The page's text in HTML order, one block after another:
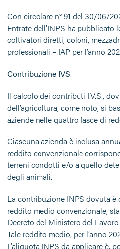
Con circolare n° 91 del 30/06/
Entrate dell’INPS ha pubblicato
coltivatori diretti, coloni,
professionali – IAP per l’anno
Contribuzione IVS.
Il calcolo dei contributi I.V.S.,
dell’agricoltura, come noto, si
aziende nelle quattro fasce di
Ciascuna azienda è inclusa
reddito convenzionale
terreni condotti e/o a quello
degli animali.
La contribuzione INPS dovuta è
reddito medio convenzionale,
Decreto del Ministero del
Tale reddito medio, per l’anno
L’aliquota INPS da applicare è,